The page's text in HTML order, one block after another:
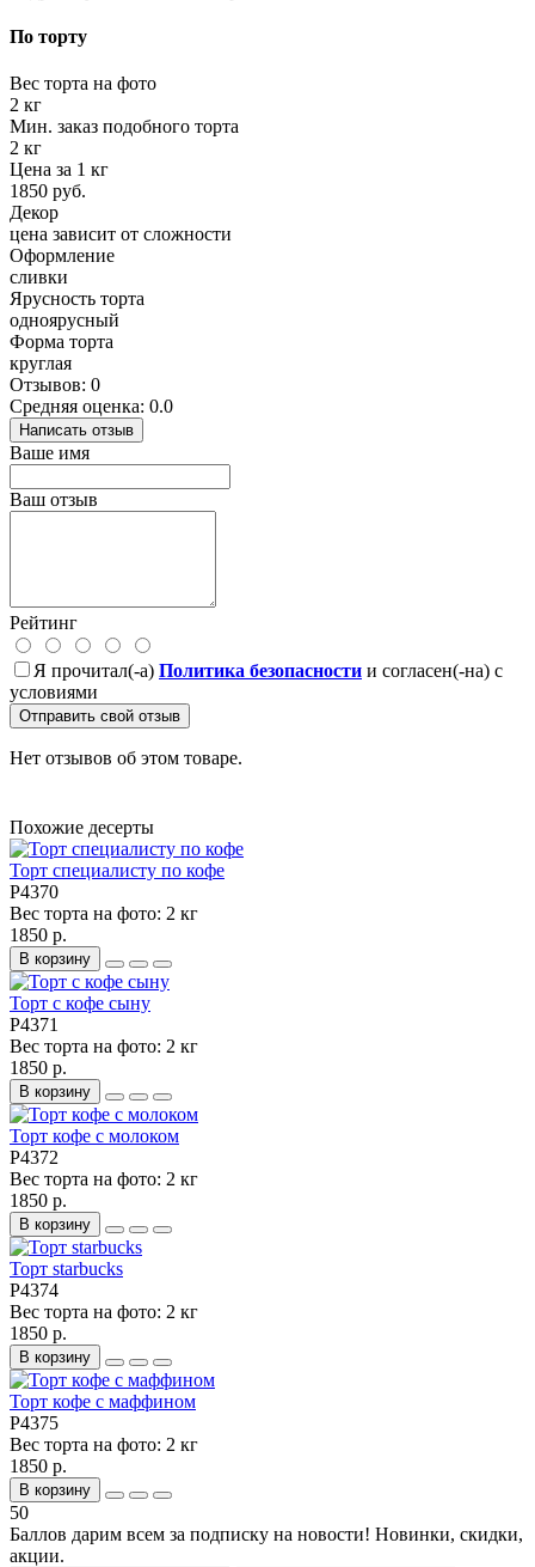
По торту
Вес торта на фото
2 кг
Мин. заказ подобного торта
2 кг
Цена за 1 кг
1850 руб.
Декор
цена зависит от сложности
Оформление
сливки
Ярусность торта
одноярусный
Форма торта
круглая
Отзывов: 0
Средняя оценка: 0.0
Написать отзыв
Ваше имя
Ваш отзыв
Рейтинг
Я прочитал(-а) Политика безопасности и согласен(-на) с
условиями
Отправить свой отзыв
Нет отзывов об этом товаре.
Похожие десерты
Торт специалисту по кофе
P4370
Вес торта на фото: 2 кг
1850 р.
В корзину
Торт с кофе сыну
P4371
Вес торта на фото: 2 кг
1850 р.
В корзину
Торт кофе с молоком
P4372
Вес торта на фото: 2 кг
1850 р.
В корзину
Торт starbucks
P4374
Вес торта на фото: 2 кг
1850 р.
В корзину
Торт кофе с маффином
P4375
Вес торта на фото: 2 кг
1850 р.
В корзину
50
Баллов дарим всем за подписку на новости! Новинки, скидки,
акции.